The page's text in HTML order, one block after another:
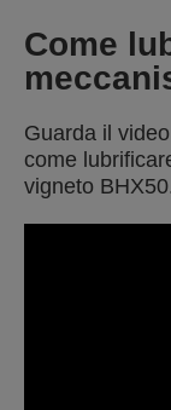
Come
Guarda il
come
vigneto